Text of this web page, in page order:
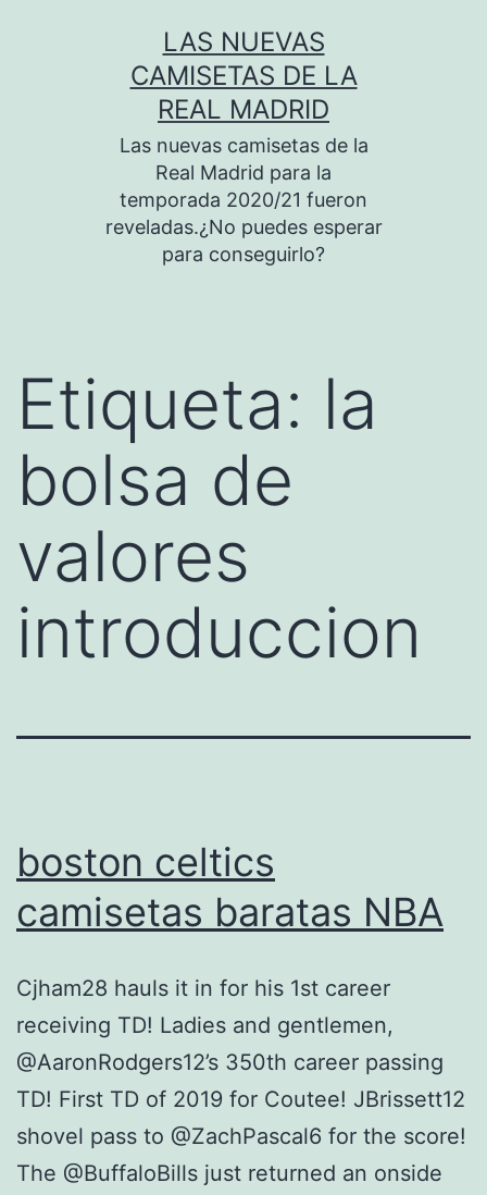
LAS NUEVAS
CAMISETAS DE LA
REAL MADRID
Las nuevas camisetas de la
Real Madrid para la
temporada 2020/21 fueron
reveladas.¿No puedes esperar
para conseguirlo?
Etiqueta: la
bolsa de
valores
introduccion
boston celtics
camisetas baratas NBA
Cjham28 hauls it in for his 1st career
receiving TD! Ladies and gentlemen,
@AaronRodgers12’s 350th career passing
TD! First TD of 2019 for Coutee! JBrissett12
shovel pass to @ZachPascal6 for the score!
The @BuffaloBills just returned an onside